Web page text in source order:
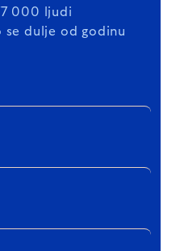
000 ljudi
dulje od godinu